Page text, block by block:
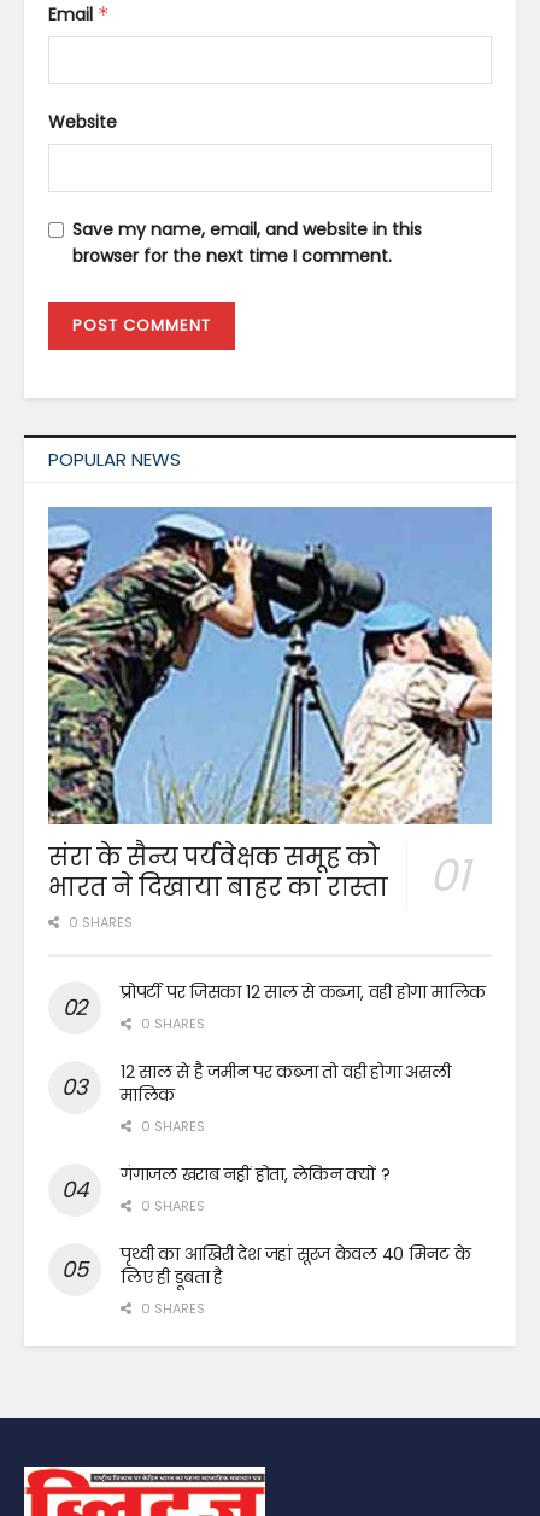
Email *
Website
Save my name, email, and website in this
browser for the next time I comment.
POPULAR NEWS
संरा के सैन्य पर्यवेक्षक समूह को
भारत ने दिखाया बाहर का रास्ता
0 SHARES
प्रोपर्टी पर जिसका 12 साल से कब्जा, वही होगा मालिक
0 SHARES
12 साल से है जमीन पर कब्जा तो वही होगा असली
मालिक
0 SHARES
गंगाजल खराब नहीं होता, लेकिन क्यों ?
0 SHARES
पृथ्वी का आखिरी देश जहां सूरज केवल 40 मिनट के
लिए ही डूबता है
0 SHARES